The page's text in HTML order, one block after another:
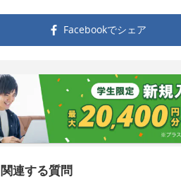
Facebookでシェア
関連する質問